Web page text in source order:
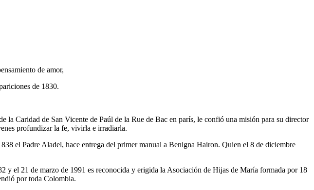
de amor,
de 1830.
Caridad de San Vicente de Paúl de la Rue de Bac en parís, le confió una misión para su director
profundizar la fe, vivirla e irradiarla.
el Padre Aladel, hace entrega del primer manual a Benigna Hairon. Quien el 8 de diciembre
el 21 de marzo de 1991 es reconocida y erigida la Asociación de Hijas de María formada por 18
por toda Colombia.